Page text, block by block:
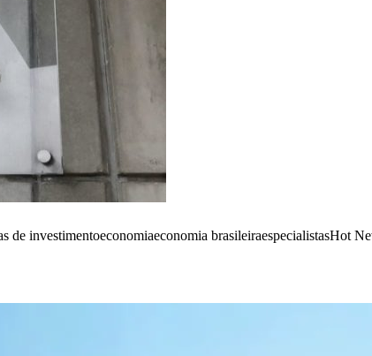
de investimentoeconomiaeconomia brasileiraespecialistasHot